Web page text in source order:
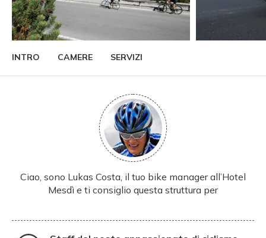
INTRO CAMERE SERVIZI
Ciao, sono Lukas Costa, il tuo bike manager all’Hotel
Mesdì e ti consiglio questa struttura per